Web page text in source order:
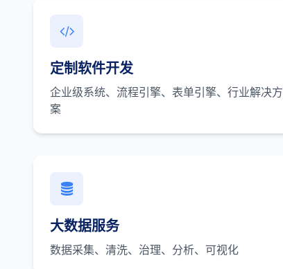
定制软件开发
企业级系统、流程引擎、表单引擎、行业解决方
案
大数据服务
数据采集、清洗、治理、分析、可视化